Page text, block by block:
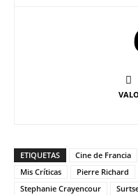
ETIQUETAS Cine de Francia
Mis Críticas
Pierre Richard
Stephanie Crayencour